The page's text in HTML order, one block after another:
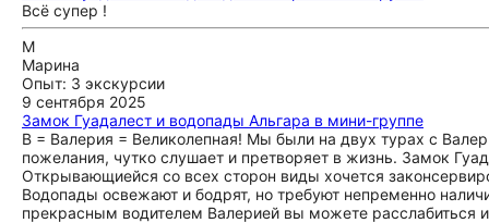
Всё супер !
М
Марина
Опыт: 3 экскурсии
9 сентября 2025
Замок Гуадалест и водопады Альгара в мини-группе
В = Валерия = Великолепная! Мы были на двух турах с
пожелания, чутко слушает и претворяет в жизнь. Замок
Открывающиейся со всех сторон виды хочется
Водопады освежают и бодрят, но требуют непременно
прекрасным водителем Валерией вы можете расслабиться